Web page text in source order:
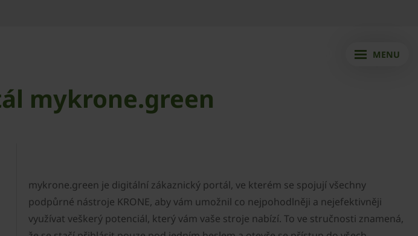
MENU
mykrone.green
mykrone.green je digitální zákaznický portál, ve kterém se spojují všechny
podpůrné nástroje KRONE, aby vám umožnil co nejpohodlněji a nejefektivněji
využívat veškerý potenciál, který vám vaše stroje nabízí. To ve stručnosti znamená,